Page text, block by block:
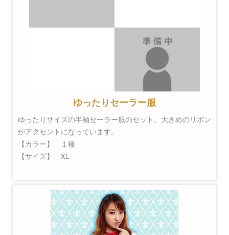
ゆったりセーラー服
ゆったりサイズの半袖セーラー服のセット。大きめのリボン
がアクセントになっています。
【カラー】 １種
【サイズ】 XL